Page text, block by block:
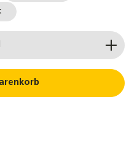
gewünschten Wert ein